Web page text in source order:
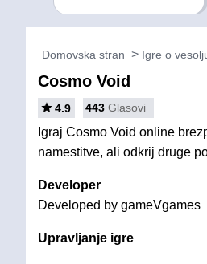
Domovska stran Igre o
Cosmo Void
4.9 443 Glasovi
Igraj Cosmo Void online
namestitve, ali odkrij druge
Developer
Developed by gameVgames
Upravljanje igre